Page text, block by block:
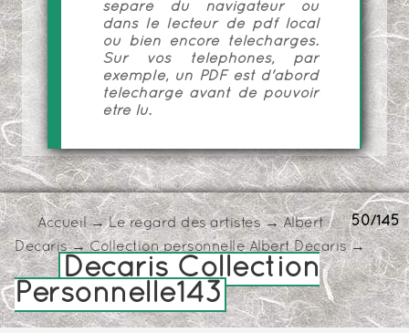
séparé du navigateur ou
dans le lecteur de pdf local
ou bien encore téléchargés.
Sur vos téléphones, par
exemple, un PDF est d'abord
téléchargé avant de pouvoir
être lu.
50/145
Accueil→Le regard des artistes→Albert
Decaris→Collection personnelle Albert Decaris→
Decaris Collection
Personnelle143